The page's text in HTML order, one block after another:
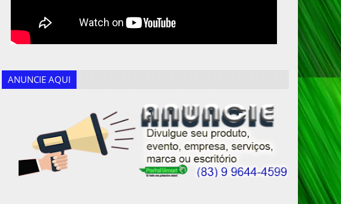
ANUNCIE AQUI